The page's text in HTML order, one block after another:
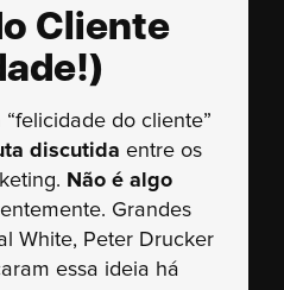
Cliente
do cliente”
discutida entre os
Não é algo
Grandes
White, Peter Drucker
essa ideia há